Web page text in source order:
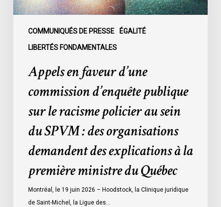
COMMUNIQUÉS DE PRESSE ÉGALITÉ
LIBERTÉS FONDAMENTALES
racisme
SPVM
organisations
explications
première
ministre
Appels en faveur d’une
commission d’enquête publique
sur le racisme policier au sein
du SPVM : des organisations
demandent des explications à la
première ministre du Québec
Montréal, le 19 juin 2026 – Hoodstock, la Clinique juridique
de Saint-Michel, la Ligue des…